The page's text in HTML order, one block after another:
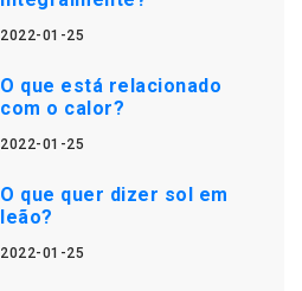
2022-01-25
O que está relacionado
com o calor?
2022-01-25
O que quer dizer sol em
leão?
2022-01-25